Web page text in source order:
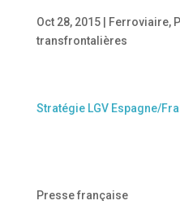
Oct 28, 2015| Ferroviaire,
transfrontalières
Stratégie LGV Espagne/
Presse française